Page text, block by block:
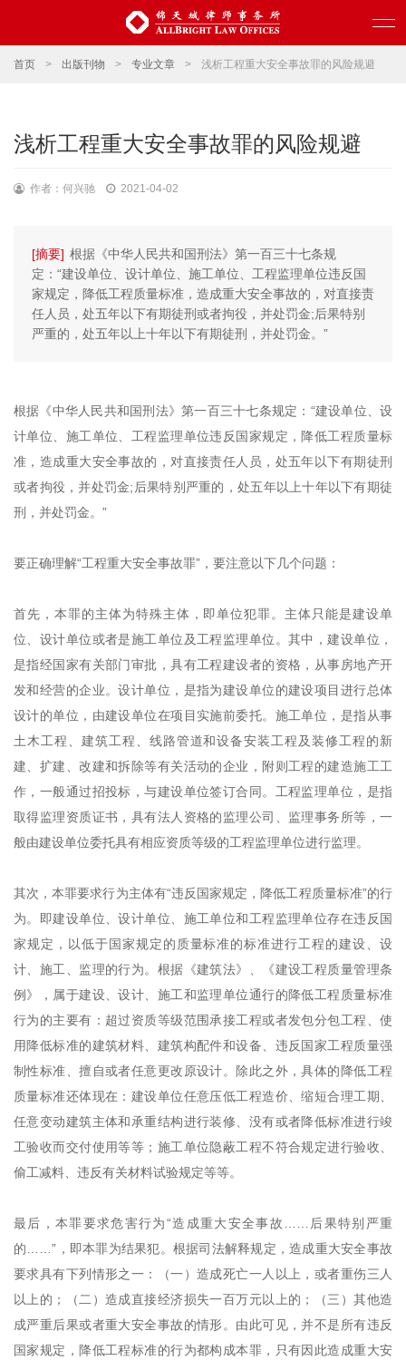
首页 > 出版刊物 > 专业文章 > 浅析工程重大安全事故罪的风险规避
浅析工程重大安全事故罪的风险规避
作者：何兴驰 2021-04-02
[摘要] 根据《中华人民共和国刑法》第一百三十七条规
定：“建设单位、设计单位、施工单位、工程监理单位违反国
家规定，降低工程质量标准，造成重大安全事故的，对直接责
任人员，处五年以下有期徒刑或者拘役，并处罚金;后果特别
严重的，处五年以上十年以下有期徒刑，并处罚金。”
根据《中华人民共和国刑法》第一百三十七条规定：“建设单位、设
计单位、施工单位、工程监理单位违反国家规定，降低工程质量标
准，造成重大安全事故的，对直接责任人员，处五年以下有期徒刑
或者拘役，并处罚金;后果特别严重的，处五年以上十年以下有期徒
刑，并处罚金。”
要正确理解“工程重大安全事故罪”，要注意以下几个问题：
首先，本罪的主体为特殊主体，即单位犯罪。主体只能是建设单
位、设计单位或者是施工单位及工程监理单位。其中，建设单位，
是指经国家有关部门审批，具有工程建设者的资格，从事房地产开
发和经营的企业。设计单位，是指为建设单位的建设项目进行总体
设计的单位，由建设单位在项目实施前委托。施工单位，是指从事
土木工程、建筑工程、线路管道和设备安装工程及装修工程的新
建、扩建、改建和拆除等有关活动的企业，附则工程的建造施工工
作，一般通过招投标，与建设单位签订合同。工程监理单位，是指
取得监理资质证书，具有法人资格的监理公司、监理事务所等，一
般由建设单位委托具有相应资质等级的工程监理单位进行监理。
其次，本罪要求行为主体有“违反国家规定，降低工程质量标准”的行
为。即建设单位、设计单位、施工单位和工程监理单位存在违反国
家规定，以低于国家规定的质量标准的标准进行工程的建设、设
计、施工、监理的行为。根据《建筑法》、《建设工程质量管理条
例》，属于建设、设计、施工和监理单位通行的降低工程质量标准
行为的主要有：超过资质等级范围承接工程或者发包分包工程、使
用降低标准的建筑材料、建筑构配件和设备、违反国家工程质量强
制性标准、擅自或者任意更改原设计。除此之外，具体的降低工程
质量标准还体现在：建设单位任意压低工程造价、缩短合理工期、
任意变动建筑主体和承重结构进行装修、没有或者降低标准进行竣
工验收而交付使用等等；施工单位隐蔽工程不符合规定进行验收、
偷工减料、违反有关材料试验规定等等。
最后，本罪要求危害行为“造成重大安全事故……后果特别严重
的……”，即本罪为结果犯。根据司法解释规定，造成重大安全事故
要求具有下列情形之一：（一）造成死亡一人以上，或者重伤三人
以上的；（二）造成直接经济损失一百万元以上的；（三）其他造
成严重后果或者重大安全事故的情形。由此可见，并不是所有违反
国家规定，降低工程标准的行为都构成本罪，只有因此造成重大安